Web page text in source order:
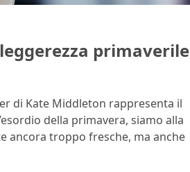
primaverile
di Kate Middleton rappresenta il
della primavera, siamo alla
ancora troppo fresche, ma anche